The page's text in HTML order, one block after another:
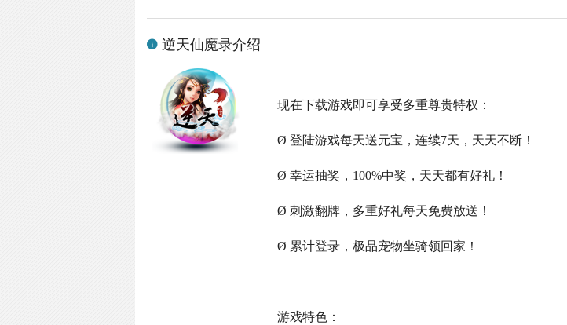
逆天仙魔录介绍
现在下载游戏即可享受多重尊贵特权：
Ø 登陆游戏每天送元宝，连续7天，天天不断！
Ø 幸运抽奖，100%中奖，天天都有好礼！
Ø 刺激翻牌，多重好礼每天免费放送！
Ø 累计登录，极品宠物坐骑领回家！
游戏特色：